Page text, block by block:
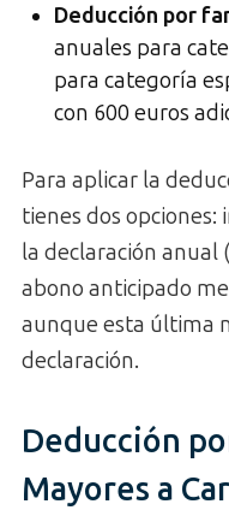
Deducción por
anuales para
para categoría
con 600 euros
Para aplicar la
tienes dos opciones:
la declaración anual
abono anticipado
aunque esta última
declaración.
Deducción
Mayores a